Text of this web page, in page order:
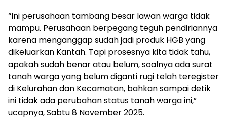
“Ini perusahaan tambang besar lawan warga tidak
mampu. Perusahaan berpegang teguh pendiriannya
karena menganggap sudah jadi produk HGB yang
dikeluarkan Kantah. Tapi prosesnya kita tidak tahu,
apakah sudah benar atau belum, soalnya ada surat
tanah warga yang belum diganti rugi telah teregister
di Kelurahan dan Kecamatan, bahkan sampai detik
ini tidak ada perubahan status tanah warga ini,”
ucapnya, Sabtu 8 November 2025.